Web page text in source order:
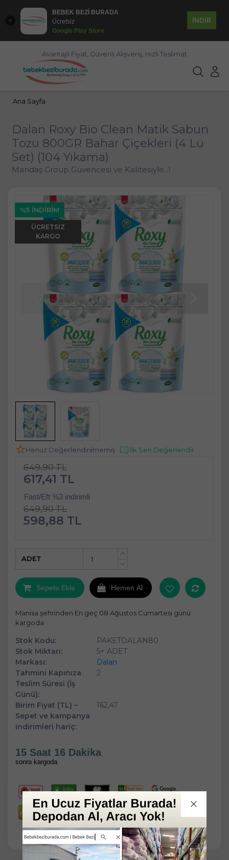
BEBEK BEZİ BURADA
Ücretsiz
Google Play Store
İNDİR
Avantajlı Fiyat, Güvenli Alışveriş, Hızlı Teslimat
Ana Sayfa
Dalan Roxy Bio Clean Matik Sabun
Tozu 800GR Bahar Çiçekleri (4 Lü
Set) (104 Yıkama)
Mandaş Group Güvencesi ve Kalitesiyle...!
%5 İNDIRIM
ÜCRETSIZ
KARGO
Henüz Değerlendirilmemiş İlk Sen Değerlendir
649,90 TL
617,41 TL
Fast/Eft %3 indirimli
649,90 TL
598,88 TL
+
ADET
Sepete Ekle Hemen Al
Manisa şehrinden En geç 08 Ağustos Cumartesi günü
kargoda
Stok Kodu:
PAKETDALAN80
Stok Miktarı:
5+ ADET
Markası:
Dalan
Tahmini Kapınıza
Teslim Süresi (İş
Günü):
2
Birim Fiyat (TL) –
Sepet ve kampanya
indirimleri hariç:
162,47
15 Saat 16 Dakika
sonra kargoda